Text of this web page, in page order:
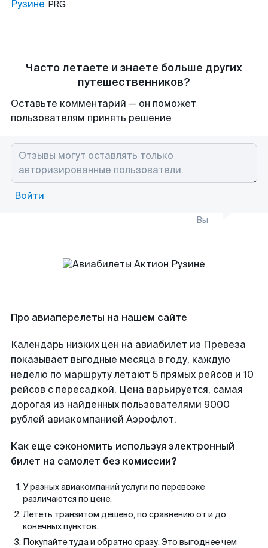
Рузине PRG
Часто летаете и знаете больше других
путешественников?
Оставьте комментарий — он поможет
пользователям принять решение
Войти
Вы
Про авиаперелеты на нашем сайте
Календарь низких цен на авиабилет из Превеза
показывает выгодные месяца в году, каждую
неделю по маршруту летают 5 прямых рейсов и 10
рейсов с пересадкой. Цена варьируется, самая
дорогая из найденных пользователями 9000
рублей авиакомпанией Аэрофлот.
Как еще сэкономить используя электронный
билет на самолет без комиссии?
У разных авиакомпаний услуги по перевозке
различаются по цене.
Лететь транзитом дешево, по сравнению от и до
конечных пунктов.
Покупайте туда и обратно сразу. Это выгоднее чем